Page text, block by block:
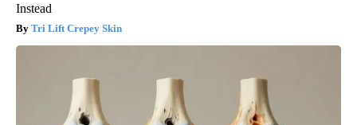
Instead
Tri Lift Crepey Skin